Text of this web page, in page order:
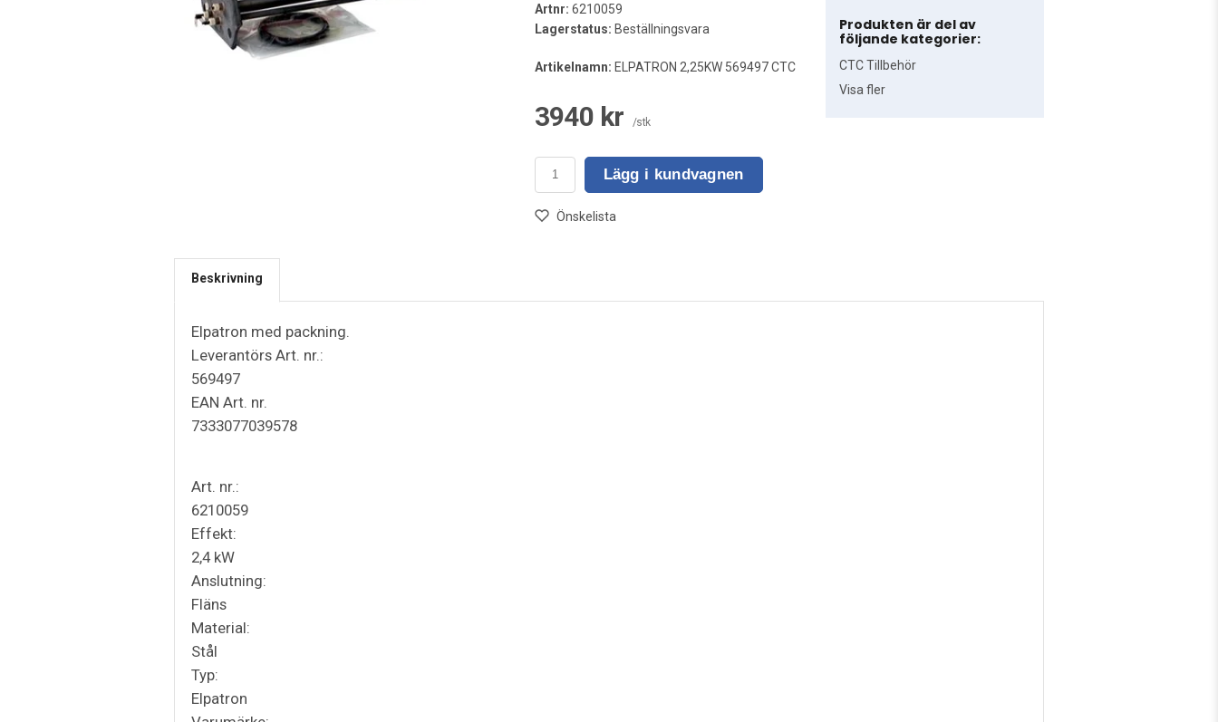
Artnr: 6210059
Lagerstatus: Beställningsvara
Artikelnamn: ELPATRON 2,25KW 569497 CTC
3940 kr /stk
Lägg i kundvagnen
Önskelista
Produkten är del av
följande kategorier:
CTC Tillbehör
Visa fler
Beskrivning
Elpatron med packning.
Leverantörs Art. nr.:
569497
EAN Art. nr.
7333077039578
Art. nr.:
6210059
Effekt:
2,4 kW
Anslutning:
Fläns
Material:
Stål
Typ:
Elpatron